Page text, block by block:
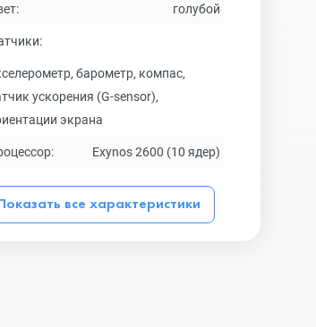
голубой
барометр, компас,
ускорения (G-sensor),
экрана
Exynos 2600 (10 ядер)
все характеристики